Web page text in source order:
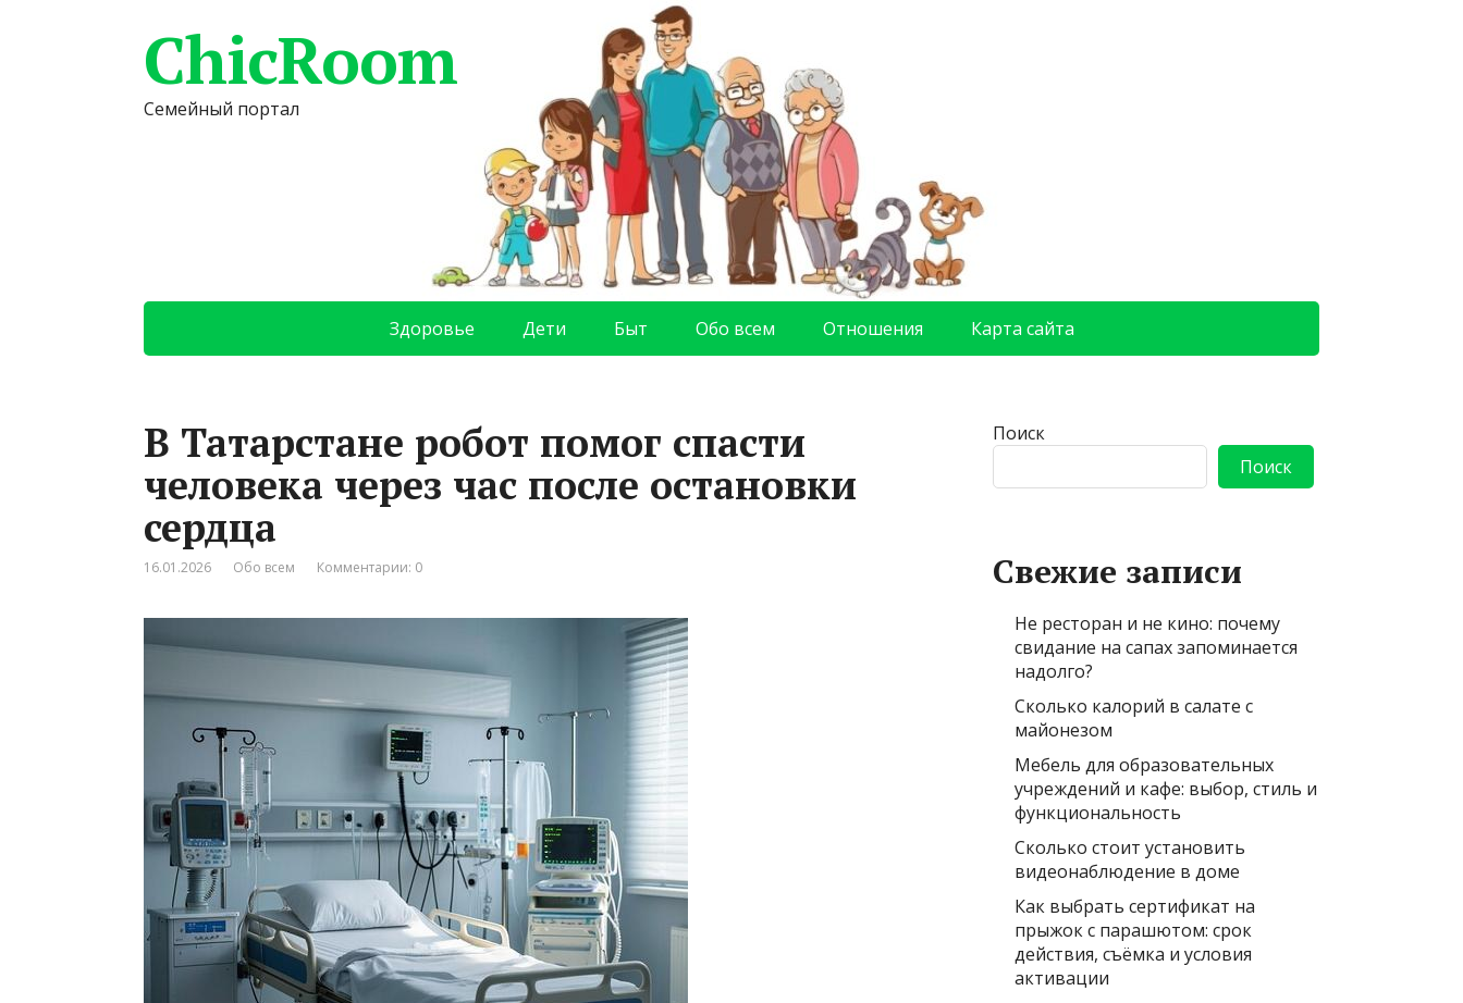
ChicRoom
Семейный портал
Здоровье Дети Быт Обо всем Отношения Карта сайта
В Татарстане робот помог спасти
человека через час после остановки
сердца
16.01.2026 Обо всем Комментарии: 0
Поиск
Поиск
Свежие записи
Не ресторан и не кино: почему
свидание на сапах запоминается
надолго?
Сколько калорий в салате с
майонезом
Мебель для образовательных
учреждений и кафе: выбор, стиль и
функциональность
Сколько стоит установить
видеонаблюдение в доме
Как выбрать сертификат на
прыжок с парашютом: срок
действия, съёмка и условия
активации